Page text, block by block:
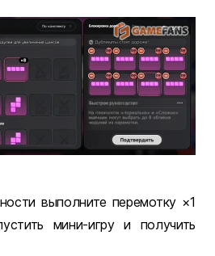
выполните перемотку ×1
мини-игру и получить